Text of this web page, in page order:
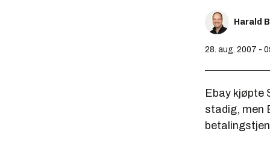
Harald
28. aug. 2007 -
Ebay kjøpte
stadig, men